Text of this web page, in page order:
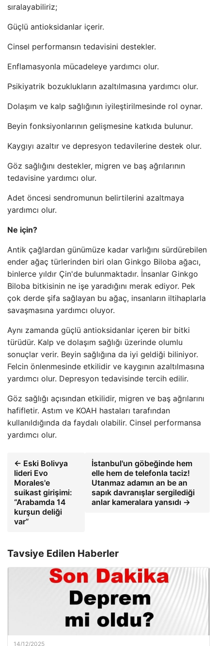
sıralayabiliriz;
Güçlü antioksidanlar içerir.
Cinsel performansın tedavisini destekler.
Enflamasyonla mücadeleye yardımcı olur.
Psikiyatrik bozuklukların azaltılmasına yardımcı olur.
Dolaşım ve kalp sağlığının iyileştirilmesinde rol oynar.
Beyin fonksiyonlarının gelişmesine katkıda bulunur.
Kaygıyı azaltır ve depresyon tedavilerine destek olur.
Göz sağlığını destekler, migren ve baş ağrılarının
tedavisine yardımcı olur.
Adet öncesi sendromunun belirtilerini azaltmaya
yardımcı olur.
Ne için?
Antik çağlardan günümüze kadar varlığını sürdürebilen
ender ağaç türlerinden biri olan Ginkgo Biloba ağacı,
binlerce yıldır Çin'de bulunmaktadır. İnsanlar Ginkgo
Biloba bitkisinin ne işe yaradığını merak ediyor. Pek
çok derde şifa sağlayan bu ağaç, insanların iltihaplarla
savaşmasına yardımcı oluyor.
Aynı zamanda güçlü antioksidanlar içeren bir bitki
türüdür. Kalp ve dolaşım sağlığı üzerinde olumlu
sonuçlar verir. Beyin sağlığına da iyi geldiği biliniyor.
Felcin önlenmesinde etkilidir ve kaygının azaltılmasına
yardımcı olur. Depresyon tedavisinde tercih edilir.
Göz sağlığı açısından etkilidir, migren ve baş ağrılarını
hafifletir. Astım ve KOAH hastaları tarafından
kullanıldığında da faydalı olabilir. Cinsel performansa
yardımcı olur.
← Eski Bolivya
lideri Evo
Morales'e
suikast girişimi:
“Arabamda 14
kurşun deliği
var”
İstanbul'un göbeğinde hem
elle hem de telefonla taciz!
Utanmaz adamın an be an
sapık davranışlar sergilediği
anlar kameralara yansıdı →
Tavsiye Edilen Haberler
14/12/2025